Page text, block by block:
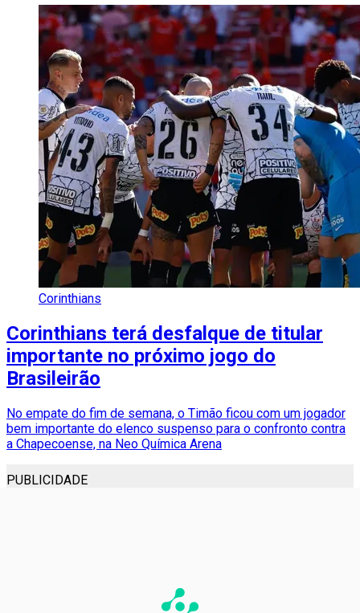
Corinthians
Corinthians terá desfalque de titular
importante no próximo jogo do
Brasileirão
No empate do fim de semana, o Timão ficou com um jogador
bem importante do elenco suspenso para o confronto contra
a Chapecoense, na Neo Química Arena
PUBLICIDADE